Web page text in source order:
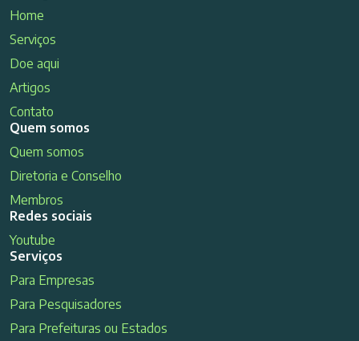
Home
Serviços
Doe aqui
Artigos
Contato
Quem somos
Quem somos
Diretoria e Conselho
Membros
Redes sociais
Youtube
Serviços
Para Empresas
Para Pesquisadores
Para Prefeituras ou Estados